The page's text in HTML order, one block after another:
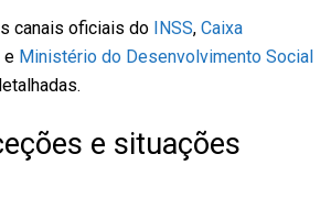
canais oficiais do INSS, Caixa
e Ministério do Desenvolvimento Social
e situações